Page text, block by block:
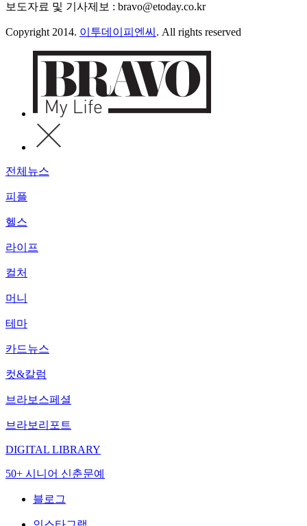
보도자료 및 기사제보 : bravo@etoday.co.kr
Copyright 2014. 이투데이피엔씨 . All rights reserved
전체뉴스
피플
헬스
라이프
컬처
머니
테마
카드뉴스
컷&칼럼
브라보스페셜
브라보리포트
DIGITAL LIBRARY
50+ 시니어 신춘문예
블로그